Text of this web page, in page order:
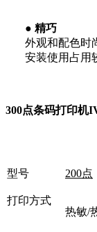
● 精巧
外观和配色时
安装使用占用
300点条码打印机
型号 200点
打印方式
热敏/